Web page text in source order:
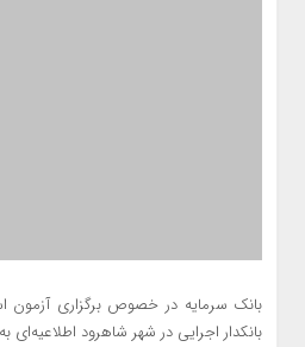
بانک سرمایه در خصوص برگزاری آزمون
بانکدار اجرایی در شهر شاهرود اطلاعیه‌ای